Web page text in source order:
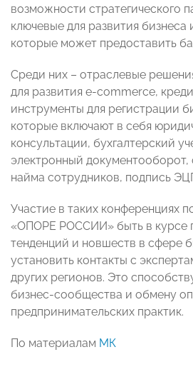
возможности стратегического
ключевые для развития бизнеса
которые может предоставить
Среди них – отраслевые
для развития e-commerce,
инструменты для регистрации
которые включают в себя
консультации, бухгалтерский
электронный документооборот,
найма сотрудников, подпись
Участие в таких конференциях
«ОПОРЕ РОССИИ» быть в курсе
тенденций и новшеств в сфере
установить контакты с
других регионов. Это
бизнес-сообщества и обмену
предпринимательских практик.
По материалам МК